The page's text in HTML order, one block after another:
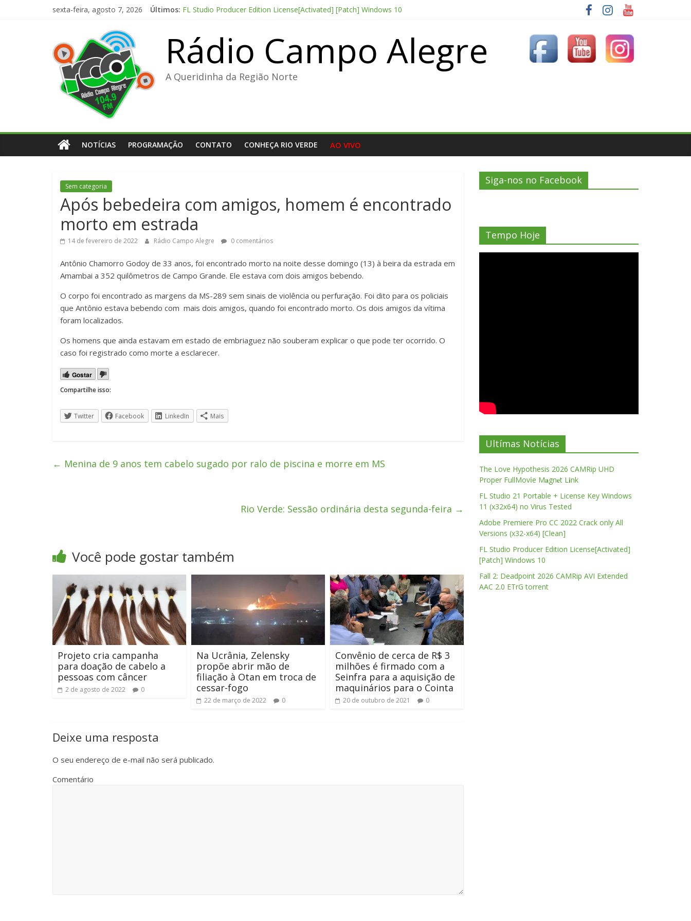
sexta-feira, agosto 7, 2026 Últimos: FL Studio Producer Edition License[Activated] [Patch] Windows 10
FL Studio 21 Portable + License Key Windows 11 (x32x64) no Virus Tested
Adobe Premiere Pro CC 2022 Crack only All Versions (x32-x64) [Clean]
Rádio Campo Alegre
A Queridinha da Região Norte
NOTÍCIAS PROGRAMAÇÃO CONTATO CONHEÇA RIO VERDE AO VIVO
Sem categoria
Após bebedeira com amigos, homem é encontrado
morto em estrada
14 de fevereiro de 2022 Rádio Campo Alegre 0 comentários
Antônio Chamorro Godoy de 33 anos, foi encontrado morto na noite desse domingo (13) à beira da estrada em
Amambai a 352 quilômetros de Campo Grande. Ele estava com dois amigos bebendo.
O corpo foi encontrado as margens da MS-289 sem sinais de violência ou perfuração. Foi dito para os policiais
que Antônio estava bebendo com mais dois amigos, quando foi encontrado morto. Os dois amigos da vítima
foram localizados.
Os homens que ainda estavam em estado de embriaguez não souberam explicar o que pode ter ocorrido. O
caso foi registrado como morte a esclarecer.
Gostar
Compartilhe isso:
Twitter Facebook LinkedIn Mais
← Menina de 9 anos tem cabelo sugado por ralo de piscina e morre em MS
Rio Verde: Sessão ordinária desta segunda-feira →
Você pode gostar também
Projeto cria campanha
para doação de cabelo a
pessoas com câncer
2 de agosto de 2022 0
Na Ucrânia, Zelensky
propõe abrir mão de
filiação à Otan em troca de
cessar-fogo
22 de março de 2022 0
Convênio de cerca de R$ 3
milhões é firmado com a
Seinfra para a aquisição de
maquinários para o Cointa
20 de outubro de 2021 0
Deixe uma resposta
O seu endereço de e-mail não será publicado.
Comentário
Siga-nos no Facebook
Tempo Hoje
Ultímas Notícias
The Love Hypothesis 2026 CAMRip UHD
Proper FullMov𝗂e M𝐚gn𝐞t L𝐢nk
FL Studio 21 Portable + License Key Windows
11 (x32x64) no Virus Tested
Adobe Premiere Pro CC 2022 Crack only All
Versions (x32-x64) [Clean]
FL Studio Producer Edition License[Activated]
[Patch] Windows 10
Fall 2: Deadpoint 2026 CAMRip AVI Extended
AAC 2.0 ETrG torrent